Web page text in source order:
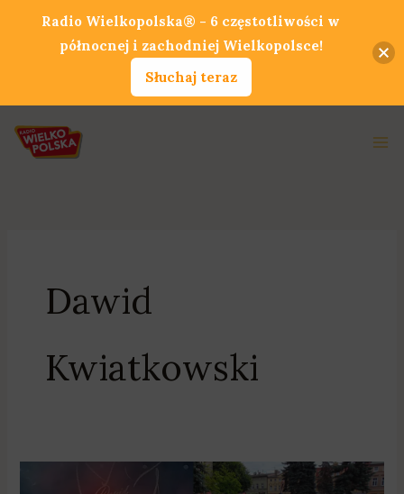
Dawid
Kwiatkowski
Radio Wielkopolska® - 6 częstotliwości w
północnej i zachodniej Wielkopolsce!
Słuchaj teraz